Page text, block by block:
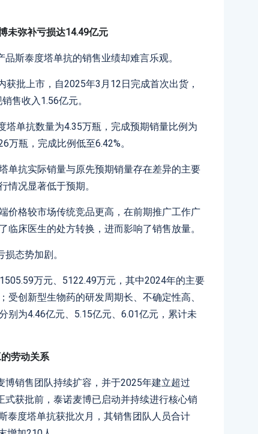
未弥补亏损达14.49亿元
斯泰度塔单抗的销售业绩却难言乐观。
批上市，自2025年3月12日完成首次出货，
售收入1.56亿元。
单抗数量为4.35万瓶，完成预期销量比例为
万瓶，完成比例低至6.42%。
单抗实际销量与原先预期销量存在差异的主要
情况显著低于预期。
价格较市场传统竞品更高，在前期推广工作广
床医生的处方转换，进而影响了销售放量。
态势加剧。
万元、5122.49万元，其中2024年的主要
创新型生物药的研发周期长、不确定性高、
别为4.46亿元、5.15亿元、6.01亿元，累计未
劳动关系
博销售团队持续扩容，并于2025年建立超过
获批前，泰诺麦博已启动并持续进行核心销
泰度塔单抗获批次月，其销售团队人员合计